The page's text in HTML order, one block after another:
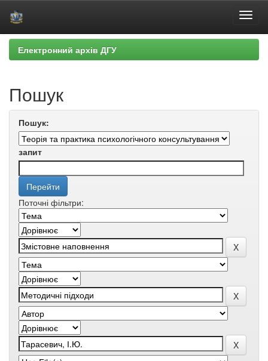
Skip
navigation
Електронний архів ДГУ
Пошук
Пошук:
запит
Поточні фільтри: